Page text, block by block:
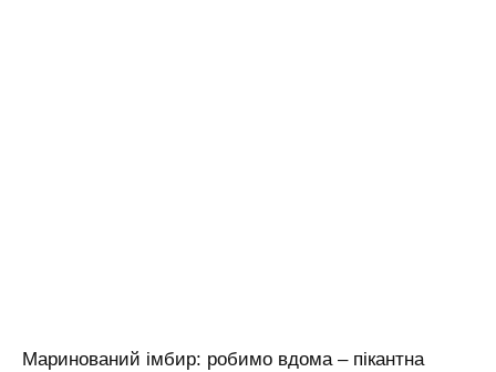
Маринований імбир: робимо вдома – пікантна